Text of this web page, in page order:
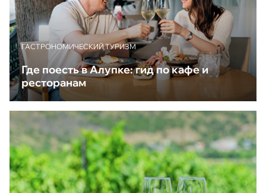
ГАСТРОНОМИЧЕСКИЙ ТУРИЗМ
Где поесть в Алупке: гид по кафе и
ресторанам